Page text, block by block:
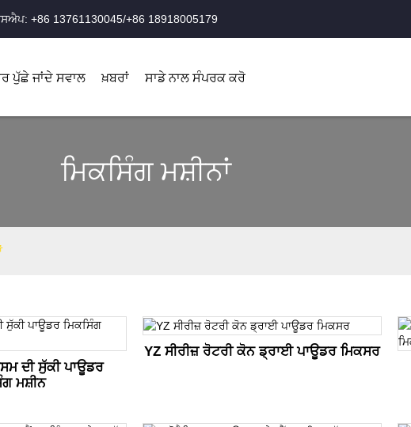
+86 13761130045/+86 18918005179
ਪੁੱਛੇ ਜਾਂਦੇ ਸਵਾਲ ਖ਼ਬਰਾਂ ਸਾਡੇ ਨਾਲ ਸੰਪਰਕ ਕਰੋ
ਮਿਕਸਿੰਗ ਮਸ਼ੀਨਾਂ
ਦੀ ਸੁੱਕੀ ਪਾਊਡਰ
ਮਸ਼ੀਨ
YZ ਸੀਰੀਜ਼ ਰੋਟਰੀ ਕੋਨ ਡ੍ਰਾਈ ਪਾਊਡਰ ਮਿਕਸਰ